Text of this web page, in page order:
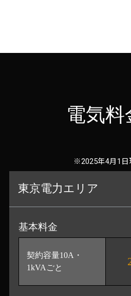
電気料
※2025年4月1日
東京電力エリア
基本料金
契約容量10A・
1kVAごと